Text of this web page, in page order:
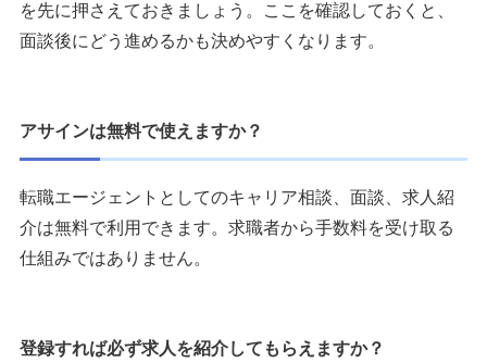
を先に押さえておきましょう。ここを確認しておくと、
面談後にどう進めるかも決めやすくなります。
アサインは無料で使えますか？
転職エージェントとしてのキャリア相談、面談、求人紹
介は無料で利用できます。求職者から手数料を受け取る
仕組みではありません。
登録すれば必ず求人を紹介してもらえますか？